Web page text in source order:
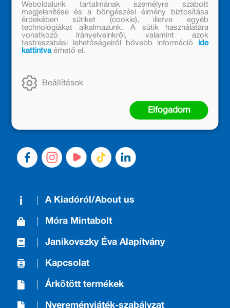
Kiadónk generációkat ajándékozott és ajándékoz meg az
szerető felnőttek lettek, akik mindezt továbbadták a
A Kiadóról/About us
Móra Mintabolt
Janikovszky Éva Alapítvány
Kapcsolat
Árkötött termékek
Nyereményjáték-szabályzat
Weboldalunk tartalmának személyre szabott
megjelenítése és a böngészési élmény biztosítása
érdekében sütiket (cookie), illetve egyéb
technológiákat alkalmazunk. A sütik használatára
vonatkozó irányelveinkről, valamint azok
testreszabási lehetőségeiről bővebb információ
ide
kattintvaérhető el.
Beállítások
Elfogadom